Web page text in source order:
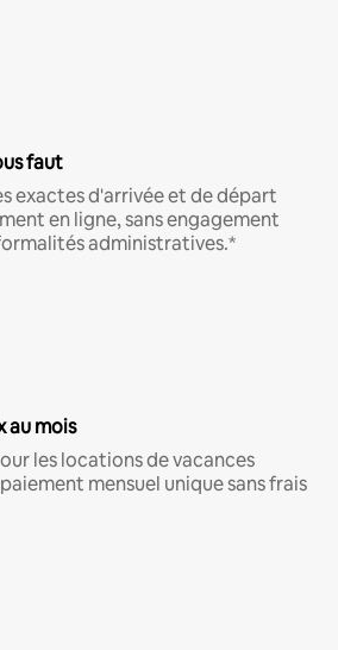
faut
exactes d'arrivée et de départ
en ligne, sans engagement
administratives.*
au mois
les locations de vacances
mensuel unique sans frais